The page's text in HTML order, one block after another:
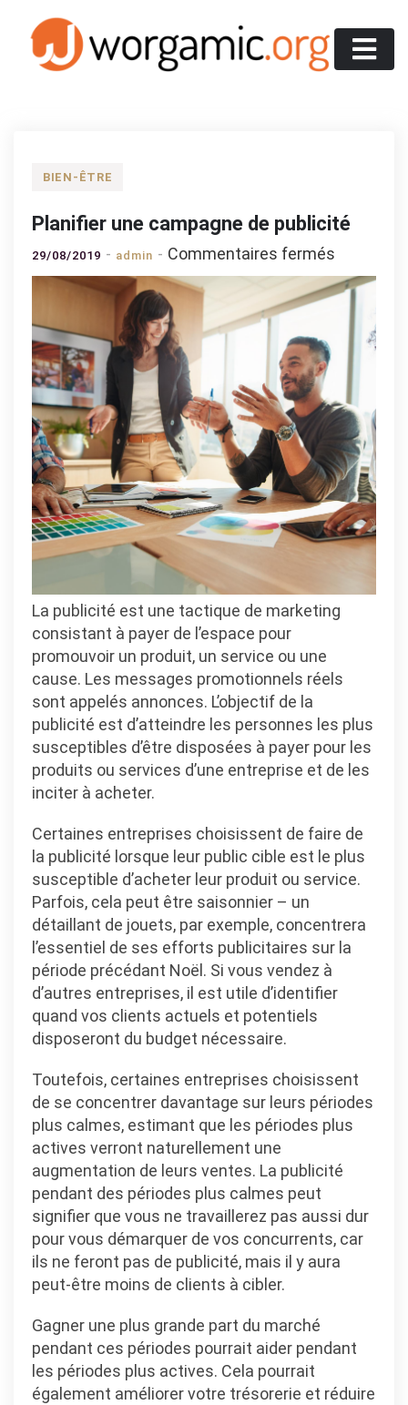
content
BIEN-ÊTRE
Planifier une campagne de publicité
29/08/2019 admin Commentaires fermés
Planifier
une
de
publicité
La publicité est une tactique de marketing
consistant à payer de l’espace pour
promouvoir un produit, un service ou une
cause. Les messages promotionnels réels
sont appelés annonces. L’objectif de la
publicité est d’atteindre les personnes les plus
susceptibles d’être disposées à payer pour les
produits ou services d’une entreprise et de les
inciter à acheter.
Certaines entreprises choisissent de faire de
la publicité lorsque leur public cible est le plus
susceptible d’acheter leur produit ou service.
Parfois, cela peut être saisonnier – un
détaillant de jouets, par exemple, concentrera
l’essentiel de ses efforts publicitaires sur la
période précédant Noël. Si vous vendez à
d’autres entreprises, il est utile d’identifier
quand vos clients actuels et potentiels
disposeront du budget nécessaire.
Toutefois, certaines entreprises choisissent
de se concentrer davantage sur leurs périodes
plus calmes, estimant que les périodes plus
actives verront naturellement une
augmentation de leurs ventes. La publicité
pendant des périodes plus calmes peut
signifier que vous ne travaillerez pas aussi dur
pour vous démarquer de vos concurrents, car
ils ne feront pas de publicité, mais il y aura
peut-être moins de clients à cibler.
Gagner une plus grande part du marché
pendant ces périodes pourrait aider pendant
les périodes plus actives. Cela pourrait
également améliorer votre trésorerie et réduire